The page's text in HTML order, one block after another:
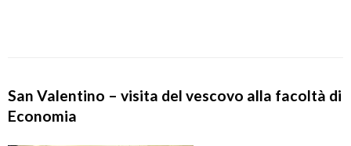
San Valentino – visita del vescovo alla facoltà di
Economia